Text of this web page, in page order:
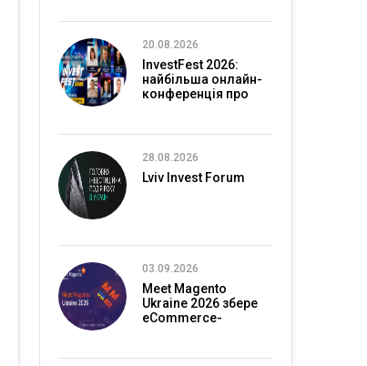
20.08.2026
InvestFest 2026:
найбільша онлайн-
конференція про
28.08.2026
Lviv Invest Forum
03.09.2026
Meet Magento
Ukraine 2026 збере
eCommerce-